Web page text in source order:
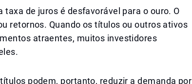
de juros é desfavorável para o ouro. O
retornos. Quando os títulos ou outros ativos
atraentes, muitos investidores
podem, portanto, reduzir a demanda por